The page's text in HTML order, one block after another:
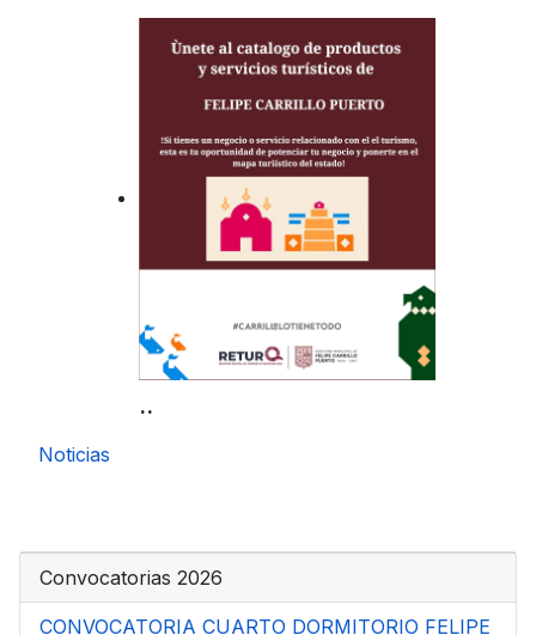
..
Noticias
Convocatorias 2026
CONVOCATORIA CUARTO DORMITORIO FELIPE